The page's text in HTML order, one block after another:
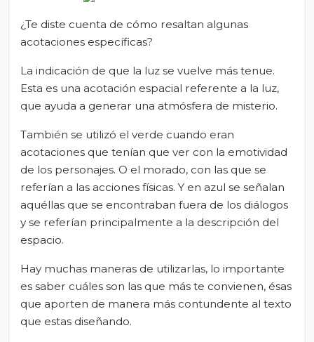
¿Te diste cuenta de cómo resaltan algunas
acotaciones específicas?
La indicación de que la luz se vuelve más tenue.
Esta es una acotación espacial referente a la luz,
que ayuda a generar una atmósfera de misterio.
También se utilizó el verde cuando eran
acotaciones que tenían que ver con la emotividad
de los personajes. O el morado, con las que se
referían a las acciones físicas. Y en azul se señalan
aquéllas que se encontraban fuera de los diálogos
y se referían principalmente a la descripción del
espacio.
Hay muchas maneras de utilizarlas, lo importante
es saber cuáles son las que más te convienen, ésas
que aporten de manera más contundente al texto
que estas diseñando.